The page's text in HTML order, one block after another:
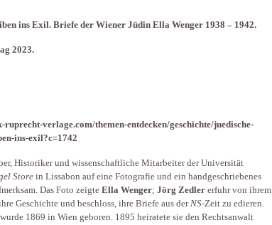
ins Exil. Briefe der Wiener Jüdin Ella Wenger 1938 – 1942.
2023.
ruprecht-verlage.com/themen-entdecken/geschichte/juedische-
ins-exil?c=1742
Historiker und wissenschaftliche Mitarbeiter der Universität
Store in Lissabon auf eine Fotografie und ein handgeschriebenes
Das Foto zeigte Ella Wenger; Jörg Zedler erfuhr von ihrem
Geschichte und beschloss, ihre Briefe aus derNS-Zeit zu edieren.
1869 in Wien geboren. 1895 heiratete sie den Rechtsanwalt